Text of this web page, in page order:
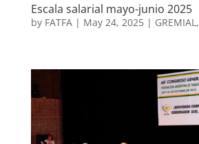
Escala salarial mayo-junio 2025
by FATFA| May 24, 2025| GREMIAL,